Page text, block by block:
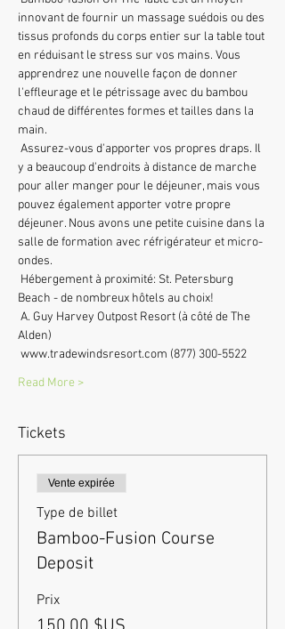
innovant de fournir un massage suédois ou des
tissus profonds du corps entier sur la table tout
en réduisant le stress sur vos mains. Vous
apprendrez une nouvelle façon de donner
l'effleurage et le pétrissage avec du bambou
chaud de différentes formes et tailles dans la
main.
y a beaucoup d'endroits à distance de marche
pour aller manger pour le déjeuner, mais vous
pouvez également apporter votre propre
déjeuner. Nous avons une petite cuisine dans la
salle de formation avec réfrigérateur et micro-
ondes.
Beach - de nombreux hôtels au choix!
Alden)
www.tradewindsresort.com (877) 300-5522
Read More >
Tickets
Vente expirée
Type de billet
Bamboo-Fusion Course
Deposit
Prix